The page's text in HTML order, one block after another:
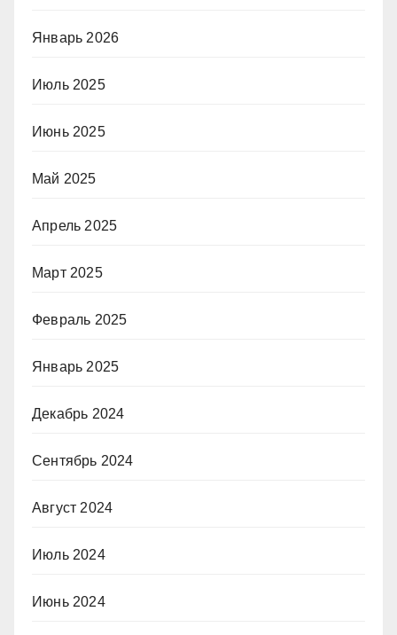
Январь 2026
Июль 2025
Июнь 2025
Май 2025
Апрель 2025
Март 2025
Февраль 2025
Январь 2025
Декабрь 2024
Сентябрь 2024
Август 2024
Июль 2024
Июнь 2024